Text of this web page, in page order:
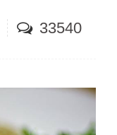
33540